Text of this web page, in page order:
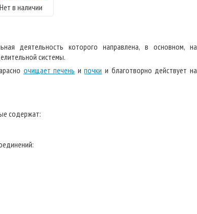
Нет в наличии
деятельность которого направлена, в основном, на
системы.
очищает печень ипочки и благотворно действует на
содержат: